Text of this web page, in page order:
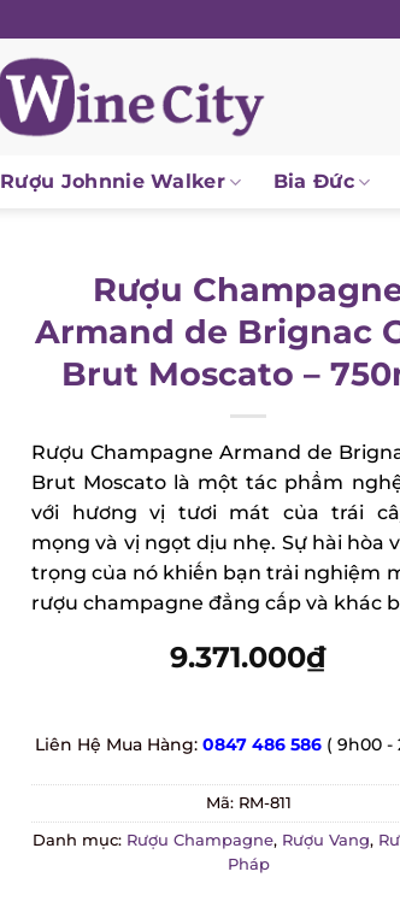
Rượu Johnnie Walker Bia Đức
Rượu Champagne
Armand de Brignac
Brut Moscato –
Rượu Champagne Armand de
Brut Moscato là một tác phẩm
với hương vị tươi mát của trái
mọng và vị ngọt dịu nhẹ. Sự hài hòa
trọng của nó khiến bạn trải nghiệm
rượu champagne đẳng cấp và khác
9.371.000₫
Liên Hệ Mua Hàng:0847 486 586 ( 9h00 -
Mã:RM-811
Danh mục:Rượu Champagne,Rượu Vang,
Pháp